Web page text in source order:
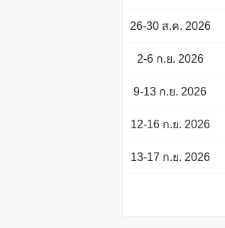
26-30 ส.ค. 2026
2-6 ก.ย. 2026
9-13 ก.ย. 2026
12-16 ก.ย. 2026
13-17 ก.ย. 2026